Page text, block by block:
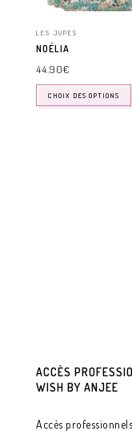
LES JUPES
NOÉLIA
44.90€
CHOIX DES OPTIONS
ACCÈS
WISH BY ANJEE
Accès professionnels